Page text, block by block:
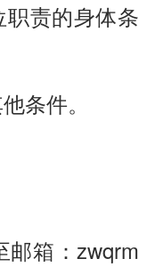
责的身体条
条件。
邮箱：zwqrm